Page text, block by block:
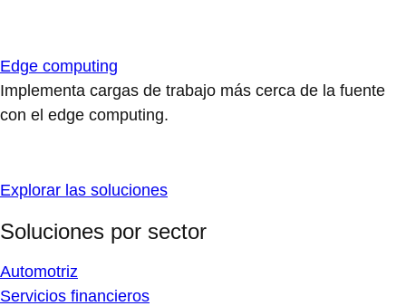
Edge computing
Implementa cargas de trabajo más cerca de la fuente
con el edge computing.
Explorar las soluciones
Soluciones por sector
Automotriz
Servicios financieros